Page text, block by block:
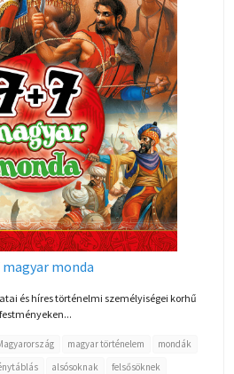
magyar monda
és híres történelmi személyiségei korhű
festményeken...
magyar történelem
mondák
alsósoknak felsősöknek